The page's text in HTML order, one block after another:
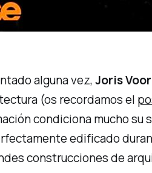
alguna vez,Joris
(os recordamos el
condiciona mucho
edificado
construcciones de